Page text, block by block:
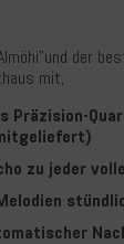
der
mit,
Präzision-
zu jeder